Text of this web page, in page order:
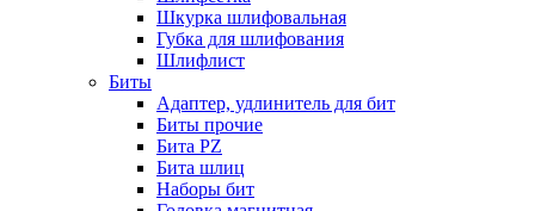
Шкурка шлифовальная
Губка для шлифования
Шлифлист
Биты
Адаптер, удлинитель для бит
Биты прочие
Бита PZ
Бита шлиц
Наборы бит